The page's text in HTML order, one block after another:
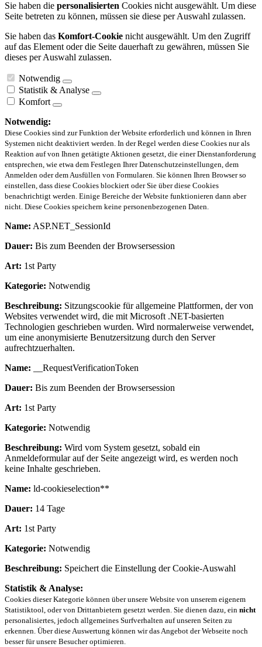
Sie haben die personalisierten Cookies nicht ausgewählt. Um diese
Seite betreten zu können, müssen sie diese per Auswahl zulassen.
Sie haben das Komfort-Cookie nicht ausgewählt. Um den Zugriff
auf das Element oder die Seite dauerhaft zu gewähren, müssen Sie
dieses per Auswahl zulassen.
Notwendig
Statistik & Analyse
Komfort
Notwendig:
Diese Cookies sind zur Funktion der Website erforderlich und können in Ihren
Systemen nicht deaktiviert werden. In der Regel werden diese Cookies nur als
Reaktion auf von Ihnen getätigte Aktionen gesetzt, die einer Dienstanforderung
entsprechen, wie etwa dem Festlegen Ihrer Datenschutzeinstellungen, dem
Anmelden oder dem Ausfüllen von Formularen. Sie können Ihren Browser so
einstellen, dass diese Cookies blockiert oder Sie über diese Cookies
benachrichtigt werden. Einige Bereiche der Website funktionieren dann aber
nicht. Diese Cookies speichern keine personenbezogenen Daten.
Name: ASP.NET_SessionId
Dauer: Bis zum Beenden der Browsersession
Art: 1st Party
Kategorie: Notwendig
Beschreibung: Sitzungscookie für allgemeine Plattformen, der von
Websites verwendet wird, die mit Microsoft .NET-basierten
Technologien geschrieben wurden. Wird normalerweise verwendet,
um eine anonymisierte Benutzersitzung durch den Server
aufrechtzuerhalten.
Name: __RequestVerificationToken
Dauer: Bis zum Beenden der Browsersession
Art: 1st Party
Kategorie: Notwendig
Beschreibung: Wird vom System gesetzt, sobald ein
Anmeldeformular auf der Seite angezeigt wird, es werden noch
keine Inhalte geschrieben.
Name: ld-cookieselection**
Dauer: 14 Tage
Art: 1st Party
Kategorie: Notwendig
Beschreibung: Speichert die Einstellung der Cookie-Auswahl
Statistik & Analyse:
Cookies dieser Kategorie können über unsere Website von unserem eigenem
Statistiktool, oder von Drittanbietern gesetzt werden. Sie dienen dazu, ein nicht
personalisiertes, jedoch allgemeines Surfverhalten auf unseren Seiten zu
erkennen. Über diese Auswertung können wir das Angebot der Webseite noch
besser für unsere Besucher optimieren.